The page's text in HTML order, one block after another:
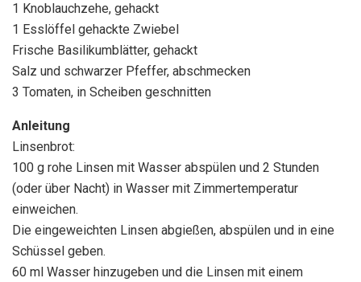
1 Knoblauchzehe, gehackt
1 Esslöffel gehackte Zwiebel
Frische Basilikumblätter, gehackt
Salz und schwarzer Pfeffer, abschmecken
3 Tomaten, in Scheiben geschnitten
Anleitung
Linsenbrot:
100 g rohe Linsen mit Wasser abspülen und 2 Stunden
(oder über Nacht) in Wasser mit Zimmertemperatur
einweichen.
Die eingeweichten Linsen abgießen, abspülen und in eine
Schüssel geben.
60 ml Wasser hinzugeben und die Linsen mit einem